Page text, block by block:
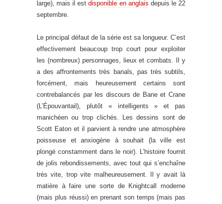
large), mais il estdisponible en anglais depuis le 22
septembre.
Le principal défaut de la série est sa longueur. C’est
effectivement beaucoup trop court pour exploiter
les (nombreux) personnages, lieux et combats. Il y
a des affrontements très banals, pas très subtils,
forcément, mais heureusement certains sont
contrebalancés par les discours de Bane et Crane
(L’Épouvantail), plutôt « intelligents » et pas
manichéen ou trop clichés. Les dessins sont de
Scott Eaton et il parvient à rendre une atmosphère
poisseuse et anxiogène à souhait (la ville est
plongé constamment dans le noir). L’histoire fournit
de jolis rebondissements, avec tout qui s’enchaîne
très vite, trop vite malheureusement. Il y avait là
matière à faire une sorte de Knightcall moderne
(mais plus réussi) en prenant son temps (mais pas